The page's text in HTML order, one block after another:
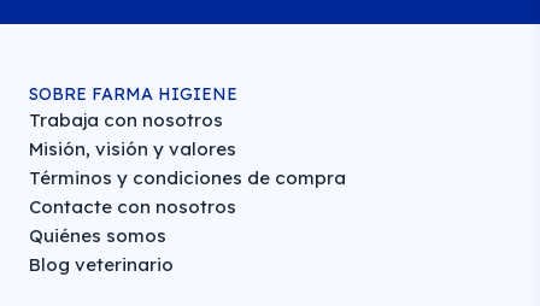
SOBRE FARMA HIGIENE
Trabaja con nosotros
Misión, visión y valores
Términos y condiciones de compra
Contacte con nosotros
Quiénes somos
Blog veterinario